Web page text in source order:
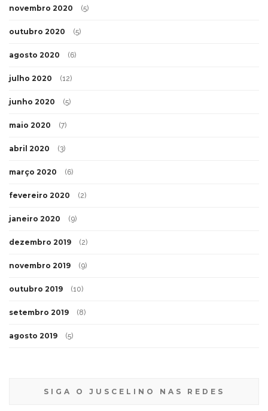
novembro 2020 (5)
outubro 2020 (5)
agosto 2020 (6)
julho 2020 (12)
junho 2020 (5)
maio 2020 (7)
abril 2020 (3)
março 2020 (6)
fevereiro 2020 (2)
janeiro 2020 (9)
dezembro 2019 (2)
novembro 2019 (9)
outubro 2019 (10)
setembro 2019 (8)
agosto 2019 (5)
SIGA O JUSCELINO NAS REDES